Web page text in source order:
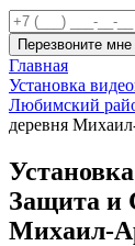
Перезвоните мне
Главная
Установка
Любимский
деревня
Защита и
Михаил-